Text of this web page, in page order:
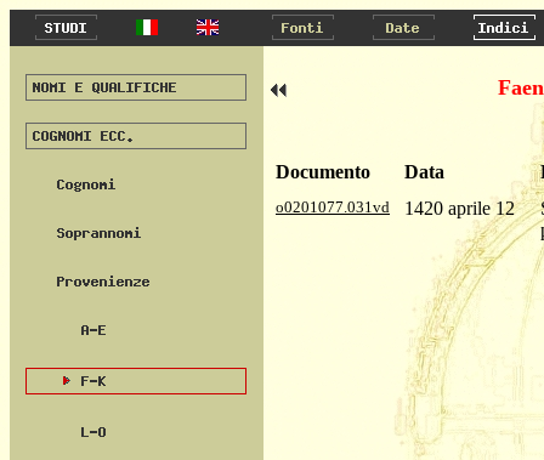
Documento Data
o0201077.031vd 1420 aprile 12